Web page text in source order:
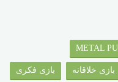
METAL
بازی خلاقانه بازی فکری